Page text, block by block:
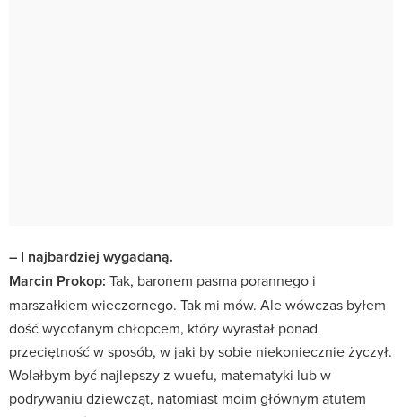
– I najbardziej wygadaną.
Marcin Prokop: Tak, baronem pasma porannego i
marszałkiem wieczornego. Tak mi mów. Ale wówczas byłem
dość wycofanym chłopcem, który wyrastał ponad
przeciętność w sposób, w jaki by sobie niekoniecznie życzył.
Wolałbym być najlepszy z wuefu, matematyki lub w
podrywaniu dziewcząt, natomiast moim głównym atutem